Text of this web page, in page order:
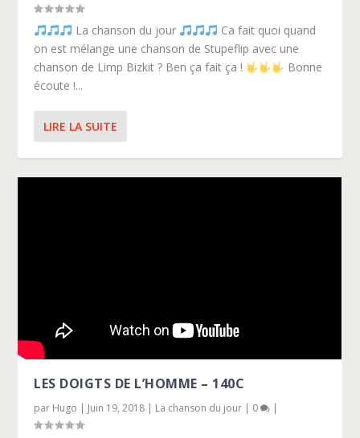
La chanson du jour
Ca fait quoi quand
on est mélange une chanson de Stupeflip avec une
chanson de Limp Bizkit ? Ben ça fait ça !
Bonne
écoute !...
LIRE LA SUITE
LES DOIGTS DE L’HOMME – 140C
par Hugo | Juin 19, 2018 | La chanson du jour | 0 |